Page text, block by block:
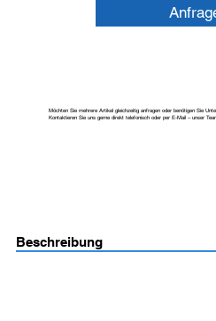
Möchten Sie mehrere Artikel gleichzeitig anfragen oder benötigen Sie
Kontaktieren Sie uns gerne direkt telefonisch oder per E-Mail – unser
Beschreibung